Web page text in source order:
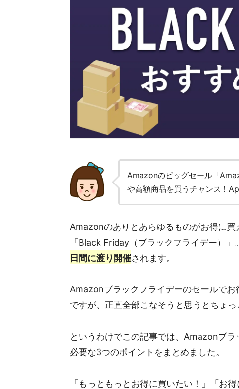
Amazonのビッグセール「
や高額商品を買うチャンス！
Amazonのありとあらゆるものがお得に
「Black Friday（ブラックフライデー）」。
日間に渡り開催されます。
Amazonブラックフライデーのセールで
ですが、正直全部こなそうと思うとちょっ
というわけでこの記事では、Amazonブ
必要な3つのポイントをまとめました。
「もっともっとお得に買いたい！」「お